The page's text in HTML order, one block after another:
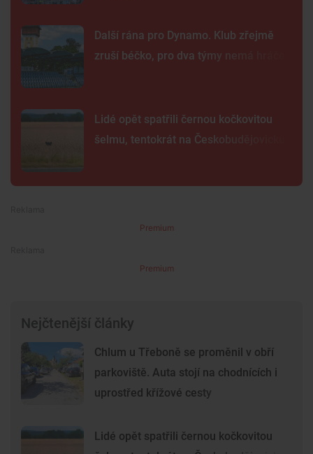
Další rána pro Dynamo. Klub zřejmě
zruší béčko, pro dva týmy nemá hráče
Lidé opět spatřili černou kočkovitou
šelmu, tentokrát na Českobudějovicku
Premium
Premium
Nejčtenější články
Chlum u Třeboně se proměnil v obří
parkoviště. Auta stojí na chodnících i
uprostřed křížové cesty
Lidé opět spatřili černou kočkovitou